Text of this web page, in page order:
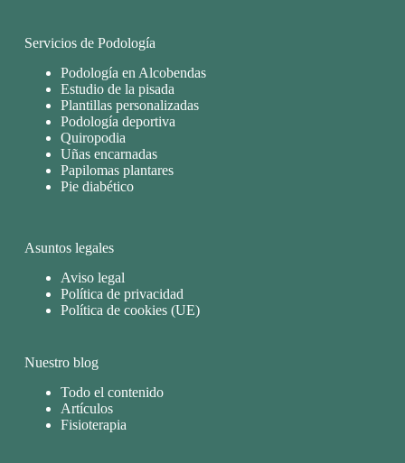
Servicios de Podología
Podología en Alcobendas
Estudio de la pisada
Plantillas personalizadas
Podología deportiva
Quiropodia
Uñas encarnadas
Papilomas plantares
Pie diabético
Asuntos legales
Aviso legal
Política de privacidad
Política de cookies (UE)
Nuestro blog
Todo el contenido
Artículos
Fisioterapia